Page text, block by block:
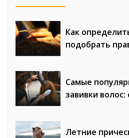
Как
подобрать
Самые
завивки
Летние